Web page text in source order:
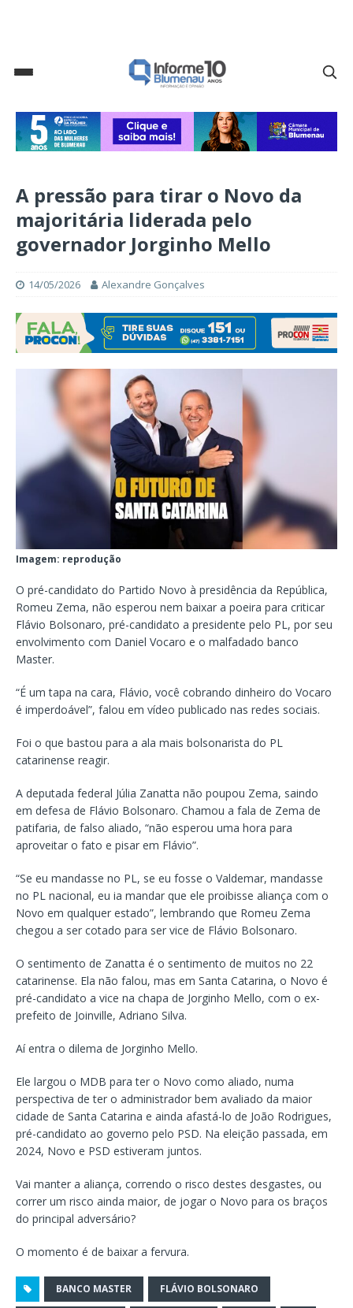
A pressão para tirar o Novo da
majoritária liderada pelo
governador Jorginho Mello
14/05/2026 Alexandre Gonçalves
Imagem: reprodução
O pré-candidato do Partido Novo à presidência da República,
Romeu Zema, não esperou nem baixar a poeira para criticar
Flávio Bolsonaro, pré-candidato a presidente pelo PL, por seu
envolvimento com Daniel Vocaro e o malfadado banco
Master.
“É um tapa na cara, Flávio, você cobrando dinheiro do Vocaro
é imperdoável”, falou em vídeo publicado nas redes sociais.
Foi o que bastou para a ala mais bolsonarista do PL
catarinense reagir.
A deputada federal Júlia Zanatta não poupou Zema, saindo
em defesa de Flávio Bolsonaro. Chamou a fala de Zema de
patifaria, de falso aliado, “não esperou uma hora para
aproveitar o fato e pisar em Flávio”.
“Se eu mandasse no PL, se eu fosse o Valdemar, mandasse
no PL nacional, eu ia mandar que ele proibisse aliança com o
Novo em qualquer estado”, lembrando que Romeu Zema
chegou a ser cotado para ser vice de Flávio Bolsonaro.
O sentimento de Zanatta é o sentimento de muitos no 22
catarinense. Ela não falou, mas em Santa Catarina, o Novo é
pré-candidato a vice na chapa de Jorginho Mello, com o ex-
prefeito de Joinville, Adriano Silva.
Aí entra o dilema de Jorginho Mello.
Ele largou o MDB para ter o Novo como aliado, numa
perspectiva de ter o administrador bem avaliado da maior
cidade de Santa Catarina e ainda afastá-lo de João Rodrigues,
pré-candidato ao governo pelo PSD. Na eleição passada, em
2024, Novo e PSD estiveram juntos.
Vai manter a aliança, correndo o risco destes desgastes, ou
correr um risco ainda maior, de jogar o Novo para os braços
do principal adversário?
O momento é de baixar a fervura.
BANCO MASTER FLÁVIO BOLSONARO